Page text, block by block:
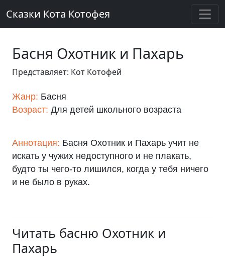
Сказки Кота Котофея
Басня Охотник и Пахарь
Представляет: Кот Котофей
Жанр: Басня
Возраст: Для детей школьного возраста
Аннотация: Басня Охотник и Пахарь учит не
искать у чужих недоступного и не плакать,
будто ты чего-то лишился, когда у тебя ничего
и не было в руках.
Читать басню Охотник и
Пахарь